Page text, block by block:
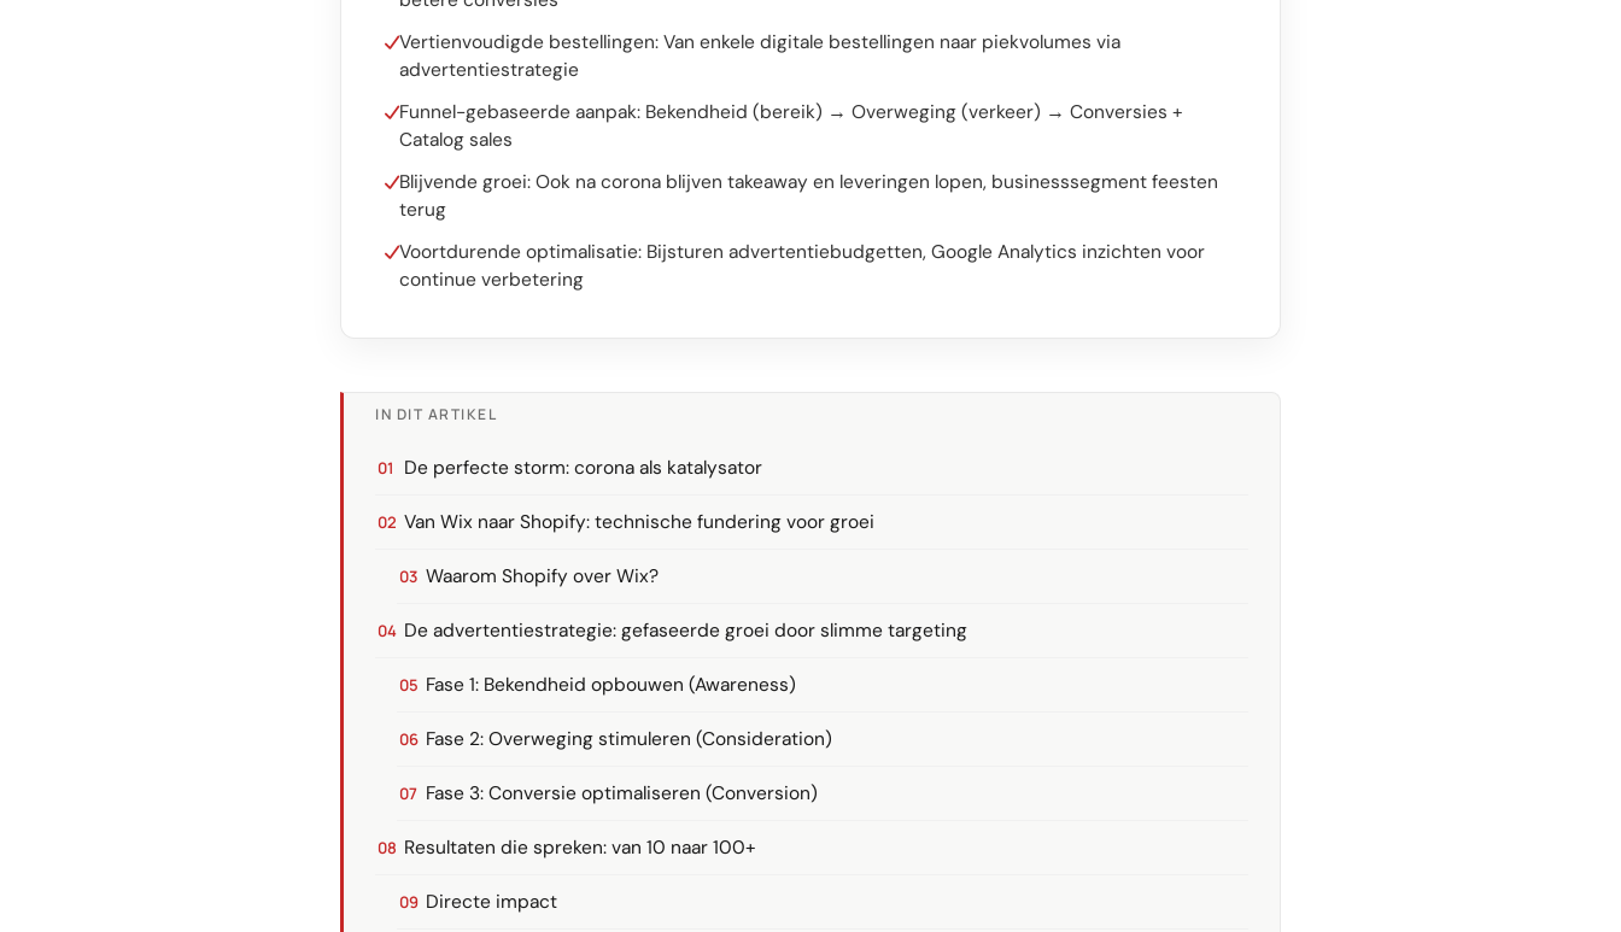
Vertienvoudigde bestellingen: Van enkele digitale bestellingen naar piekvolumes via
advertentiestrategie
Funnel-gebaseerde aanpak: Bekendheid (bereik) → Overweging (verkeer) → Conversies +
Catalog sales
Blijvende groei: Ook na corona blijven takeaway en leveringen lopen, businesssegment feesten
terug
Voortdurende optimalisatie: Bijsturen advertentiebudgetten, Google Analytics inzichten voor
continue verbetering
IN DIT ARTIKEL
De perfecte storm: corona als katalysator
Van Wix naar Shopify: technische fundering voor groei
Waarom Shopify over Wix?
De advertentiestrategie: gefaseerde groei door slimme targeting
Fase 1: Bekendheid opbouwen (Awareness)
Fase 2: Overweging stimuleren (Consideration)
Fase 3: Conversie optimaliseren (Conversion)
Resultaten die spreken: van 10 naar 100+
Directe impact